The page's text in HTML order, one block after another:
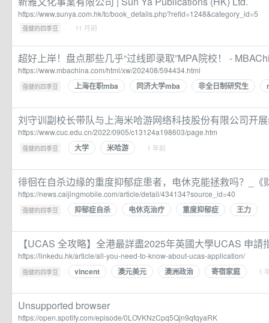
https://www.sunya.com.hk/tc/book_details.php?refid=1248&category_id=5
强健的四季豆 · · 11 月前
超好上岸！盘点那些几乎“过线即录取”MPA院校！ -
https://www.mbachina.com/html/xw/202408/594434.html
强健的四季豆 · 上海在职mba 同济大学mba 非全日制研究生
刘守训副校长带队与上海米哈游网络科技股份有限公司开
https://www.cuc.edu.cn/2022/0905/c13124a198603/page.htm
强健的四季豆 · 大学 米哈游 · 1 年前
徘徊在自杀边缘的重度抑郁症患者，电休克能拯救吗？_《
https://news.caijingmobile.com/article/detail/434134?source_id=40
强健的四季豆 · 抑郁症自杀 电休克治疗 重度抑郁症 王力
【UCAS 全攻略】全港最詳盡2025年英國大學UCAS 申請
https://linkedu.hk/article/all-you-need-to-know-about-ucas-application/
强健的四季豆 · vincent 澳元美元 澳洲政治 寄宿家庭 · 1
Unsupported browser
https://open.spotify.com/episode/0LOVKNzCpq5Qjn9qfqyaRK